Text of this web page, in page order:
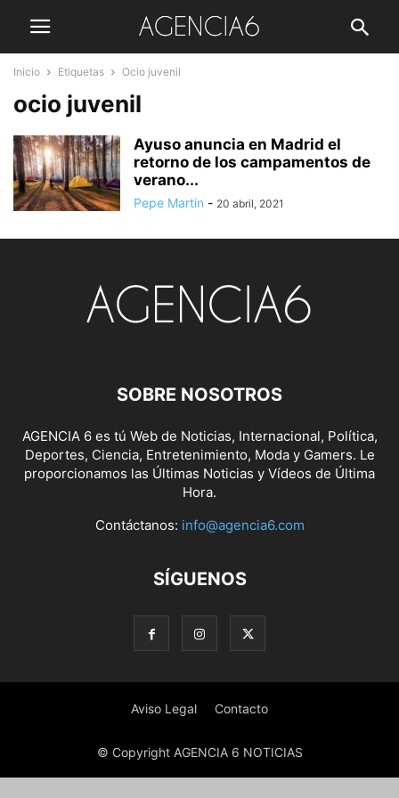
Inicio Etiquetas Ocio juvenil
ocio juvenil
Ayuso anuncia en Madrid el
retorno de los campamentos de
verano...
Pepe Martin - 20 abril, 2021
SOBRE NOSOTROS
AGENCIA 6 es tú Web de Noticias, Internacional, Política,
Deportes, Ciencia, Entretenimiento, Moda y Gamers. Le
proporcionamos las Últimas Noticias y Vídeos de Última
Hora.
Contáctanos: info@agencia6.com
SÍGUENOS
Aviso Legal Contacto
© Copyright AGENCIA 6 NOTICIAS